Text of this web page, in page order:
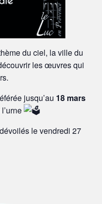
du ciel, la ville du
les œuvres qui
jusqu’au 18 mars
le vendredi 27